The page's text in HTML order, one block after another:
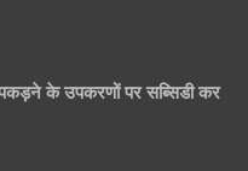
के उपकरणों पर सब्सिडी कर